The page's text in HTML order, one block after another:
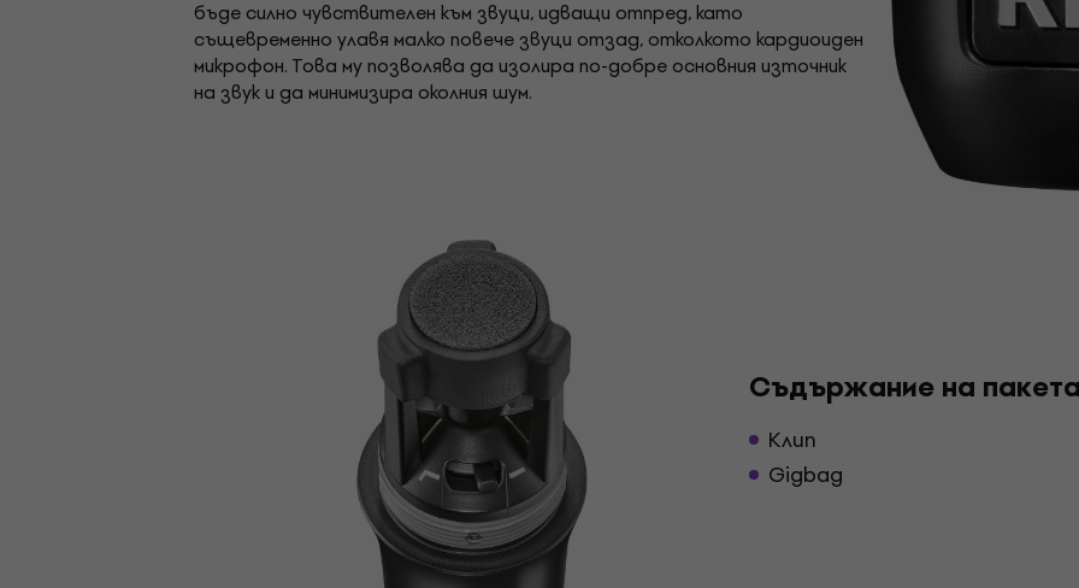
бъде силно чувствителен към звуци, идващи отпред, като
същевременно улавя малко повече звуци отзад, отколкото кардиоиден
микрофон. Това му позволява да изолира по-добре основния източник
на звук и да минимизира околния шум.
Съдържание на
Клип
Gigbag